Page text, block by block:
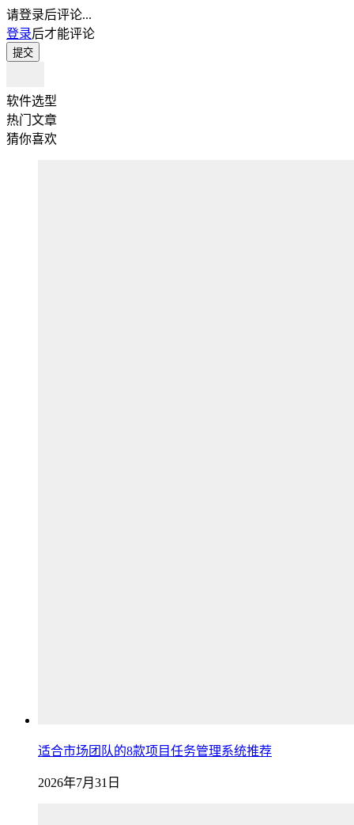
请登录后评论...
登录后才能评论
提交
软件选型
热门文章
猜你喜欢
适合市场团队的8款项目任务管理系统推荐
2026年7月31日